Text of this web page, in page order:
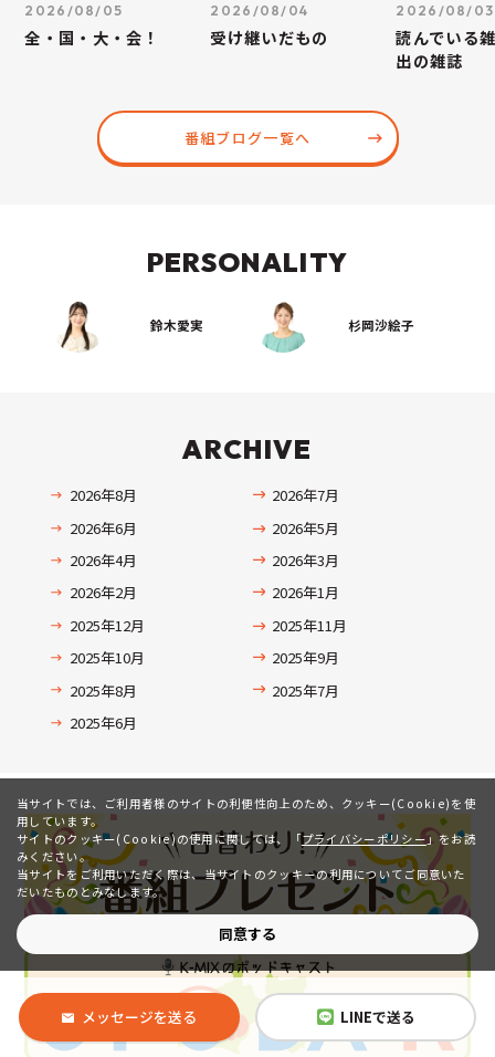
2026/08/05
全・国・大・会！
2026/08/04
受け継いだもの
2026/08/03
読んでいる
出の雑誌
番組ブログ一覧へ
PERSONALITY
鈴木愛実 杉岡沙絵子
ARCHIVE
2026年8月
2026年7月
2026年6月
2026年5月
2026年4月
2026年3月
2026年2月
2026年1月
2025年12月
2025年11月
2025年10月
2025年9月
2025年8月
2025年7月
2025年6月
メッセージを送る LINEで送る
当サイトでは、ご利用者様のサイトの利便性向上のため、クッキー(Cookie)を使
用しています。
サイトのクッキー(Cookie)の使用に関しては、
「プライバシーポリシー」をお読
みください。
当サイトをご利用いただく際は、当サイトのクッキーの利用についてご同意いた
だいたものとみなします。
同意する